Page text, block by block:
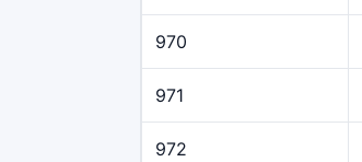
970
971
972